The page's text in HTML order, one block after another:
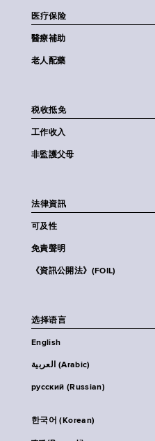
医疗保险
醫療補助
老人配藥
税收抵免
工作收入
非監護父母
法律資訊
可及性
免責聲明
《資訊公開法》(FOIL)
选择语言
English
العربية (Arabic)
русский (Russian)
한국어 (Korean)